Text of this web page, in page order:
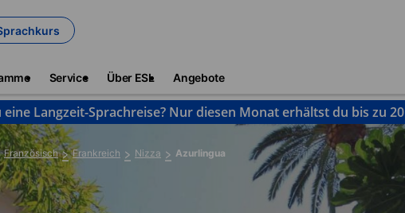
Service Über ESL Angebote
eine Langzeit-Sprachreise? Nur diesen Monat erhältst du bis zu
Französisch Frankreich Nizza Azurlingua